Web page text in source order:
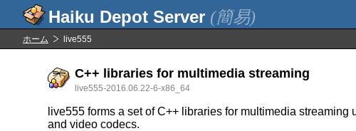
(簡易)
ホーム live555
C++ libraries for multimedia streaming
live555-2016.06.22-6-x86_64
live555 forms a set of C++ libraries for multimedia
and video codecs.